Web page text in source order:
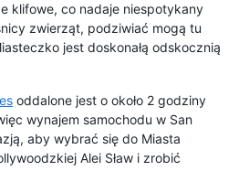
klifowe, co nadaje niespotykany
zwierząt, podziwiać mogą tu
jest doskonałą odskocznią
oddalone jest o około 2 godziny
wynajem samochodu w San
aby wybrać się do Miasta
Alei Sław i zrobić